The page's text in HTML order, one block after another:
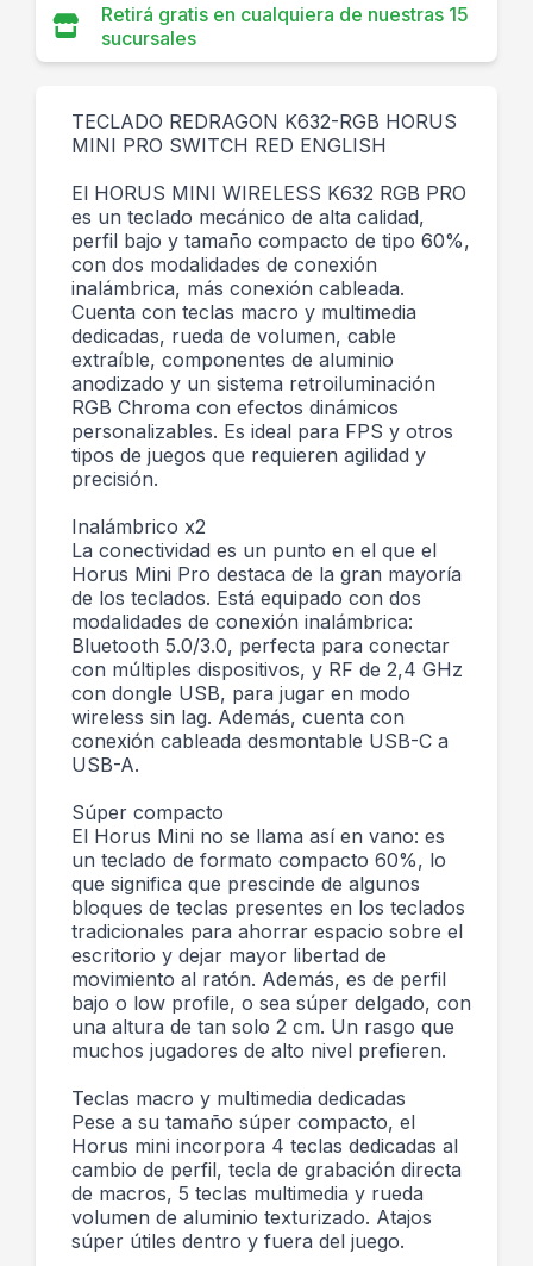
Retirá gratis en cualquiera de nuestras 15
sucursales
TECLADO REDRAGON K632-RGB HORUS
MINI PRO SWITCH RED ENGLISH
El HORUS MINI WIRELESS K632 RGB PRO
es un teclado mecánico de alta calidad,
perfil bajo y tamaño compacto de tipo 60%,
con dos modalidades de conexión
inalámbrica, más conexión cableada.
Cuenta con teclas macro y multimedia
dedicadas, rueda de volumen, cable
extraíble, componentes de aluminio
anodizado y un sistema retroiluminación
RGB Chroma con efectos dinámicos
personalizables. Es ideal para FPS y otros
tipos de juegos que requieren agilidad y
precisión.
Inalámbrico x2
La conectividad es un punto en el que el
Horus Mini Pro destaca de la gran mayoría
de los teclados. Está equipado con dos
modalidades de conexión inalámbrica:
Bluetooth 5.0/3.0, perfecta para conectar
con múltiples dispositivos, y RF de 2,4 GHz
con dongle USB, para jugar en modo
wireless sin lag. Además, cuenta con
conexión cableada desmontable USB-C a
USB-A.
Súper compacto
El Horus Mini no se llama así en vano: es
un teclado de formato compacto 60%, lo
que significa que prescinde de algunos
bloques de teclas presentes en los teclados
tradicionales para ahorrar espacio sobre el
escritorio y dejar mayor libertad de
movimiento al ratón. Además, es de perfil
bajo o low profile, o sea súper delgado, con
una altura de tan solo 2 cm. Un rasgo que
muchos jugadores de alto nivel prefieren.
Teclas macro y multimedia dedicadas
Pese a su tamaño súper compacto, el
Horus mini incorpora 4 teclas dedicadas al
cambio de perfil, tecla de grabación directa
de macros, 5 teclas multimedia y rueda
volumen de aluminio texturizado. Atajos
súper útiles dentro y fuera del juego.